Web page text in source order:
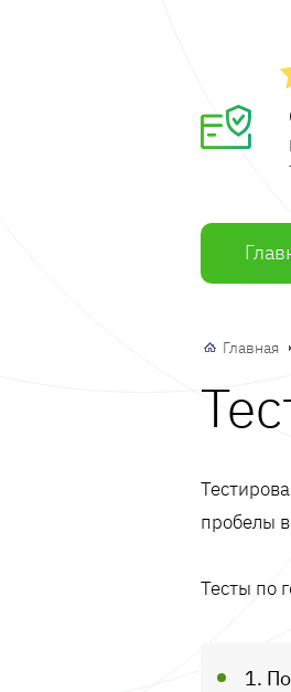
Главная
пробелы
Тесты по
1.